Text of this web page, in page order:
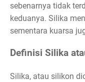
sebenarnya tidak
keduanya. Silika
sementara kuarsa
Definisi Silika
Silika, atau silikon